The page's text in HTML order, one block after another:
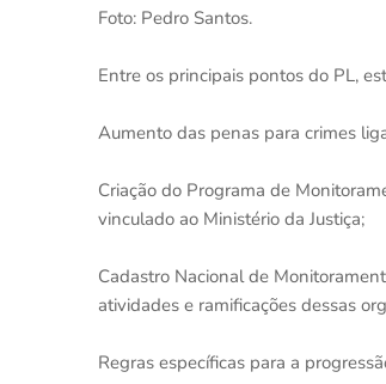
Foto: Pedro Santos.
Entre os principais pontos do PL,
Aumento das penas para crimes
Criação do Programa de
vinculado ao Ministério da Justiça;
Cadastro Nacional de
atividades e ramificações dessas
Regras específicas para a